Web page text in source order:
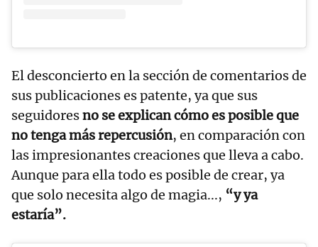
El desconcierto en la sección de comentarios de
sus publicaciones es patente, ya que sus
seguidoresno se explican cómo es posible que
no tenga más repercusión, en comparación con
las impresionantes creaciones que lleva a cabo.
Aunque para ella todo es posible de crear, ya
que solo necesita algo de magia..., “y ya
estaría”.